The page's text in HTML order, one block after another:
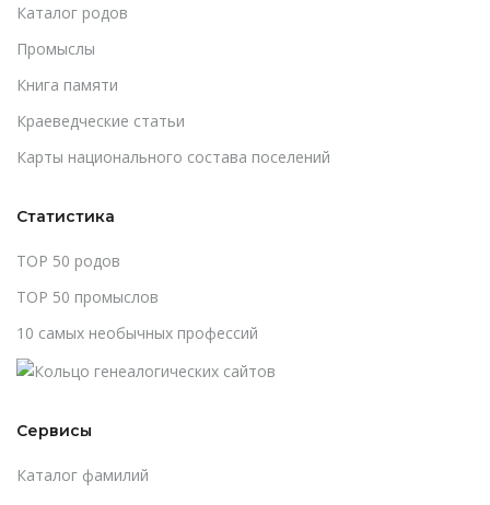
Каталог родов
Промыслы
Книга памяти
Краеведческие статьи
Карты национального состава поселений
Статистика
TOP 50 родов
TOP 50 промыслов
10 самых необычных профессий
Сервисы
Каталог фамилий